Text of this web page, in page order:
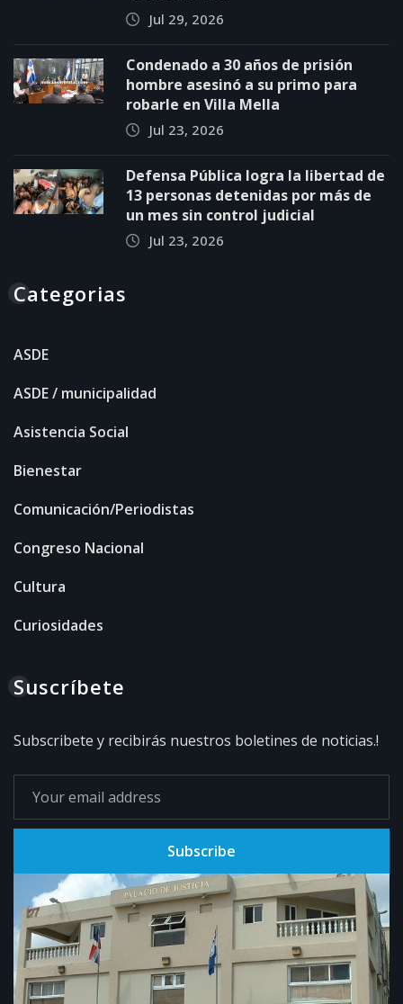
Jul 29, 2026
Condenado a 30 años de prisión
hombre asesinó a su primo para
robarle en Villa Mella
Jul 23, 2026
Defensa Pública logra la libertad de
13 personas detenidas por más de
un mes sin control judicial
Jul 23, 2026
Categorias
ASDE
ASDE / municipalidad
Asistencia Social
Bienestar
Comunicación/Periodistas
Congreso Nacional
Cultura
Curiosidades
Suscríbete
Subscribete y recibirás nuestros boletines de noticias.!
Subscribe